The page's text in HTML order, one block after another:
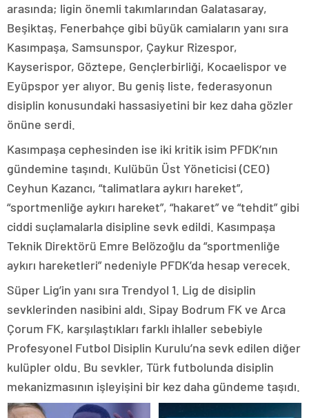
arasında; ligin önemli takımlarından Galatasaray,
Beşiktaş, Fenerbahçe gibi büyük camiaların yanı sıra
Kasımpaşa, Samsunspor, Çaykur Rizespor,
Kayserispor, Göztepe, Gençlerbirliği, Kocaelispor ve
Eyüpspor yer alıyor. Bu geniş liste, federasyonun
disiplin konusundaki hassasiyetini bir kez daha gözler
önüne serdi.
Kasımpaşa cephesinden ise iki kritik isim PFDK’nın
gündemine taşındı. Kulübün Üst Yöneticisi (CEO)
Ceyhun Kazancı, “talimatlara aykırı hareket”,
“sportmenliğe aykırı hareket”, “hakaret” ve “tehdit” gibi
ciddi suçlamalarla disipline sevk edildi. Kasımpaşa
Teknik Direktörü Emre Belözoğlu da “sportmenliğe
aykırı hareketleri” nedeniyle PFDK’da hesap verecek.
Süper Lig’in yanı sıra Trendyol 1. Lig de disiplin
sevklerinden nasibini aldı. Sipay Bodrum FK ve Arca
Çorum FK, karşılaştıkları farklı ihlaller sebebiyle
Profesyonel Futbol Disiplin Kurulu’na sevk edilen diğer
kulüpler oldu. Bu sevkler, Türk futbolunda disiplin
mekanizmasının işleyişini bir kez daha gündeme taşıdı.